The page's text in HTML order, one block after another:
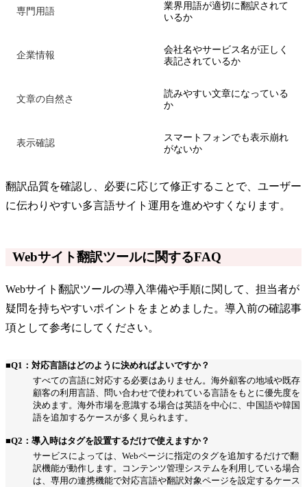
専門用語
業界用語が適切に翻訳されて
いるか
企業情報
会社名やサービス名が正しく
表記されているか
文章の自然さ
読みやすい文章になっている
か
表示確認
スマートフォンでも表示崩れ
がないか
翻訳品質を確認し、必要に応じて修正することで、ユーザー
に伝わりやすい多言語サイト運用を進めやすくなります。
Webサイト翻訳ツールに関するFAQ
Webサイト翻訳ツールの導入準備や手順に関して、担当者が
疑問を持ちやすいポイントをまとめました。導入前の確認事
項として参考にしてください。
■Q1：対応言語はどのように決めればよいですか？
すべての言語に対応する必要はありません。海外顧客の地域や既存
顧客の利用言語、問い合わせで使われている言語をもとに優先度を
決めます。海外市場を意識する場合は英語を中心に、中国語や韓国
語を追加するケースが多く見られます。
■Q2：導入時はタグを設置するだけで使えますか？
サービスによっては、Webページに指定のタグを追加するだけで翻
訳機能が動作します。コンテンツ管理システムを利用している場合
は、専用の連携機能で対応言語や翻訳対象ページを設定するケース